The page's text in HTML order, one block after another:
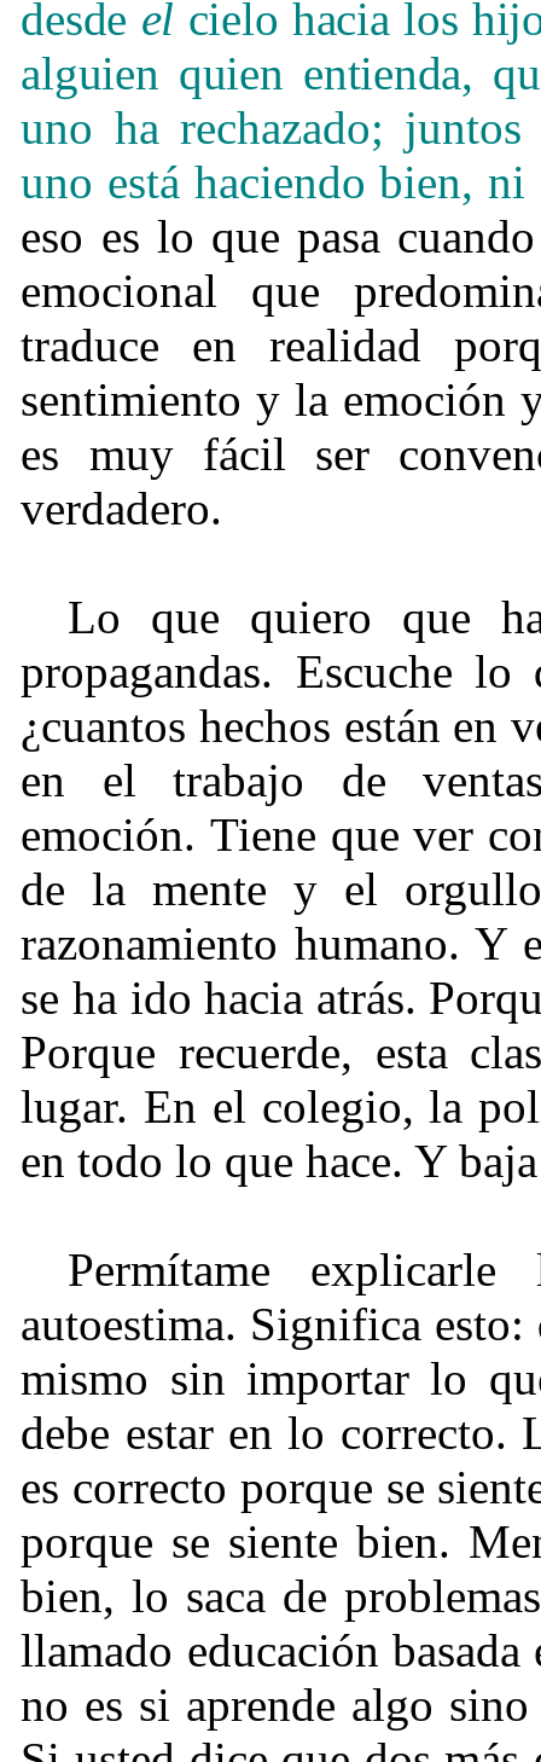
desde el cielo hacia los
alguien quien entienda,
uno ha rechazado;
uno está haciendo bien,
eso es lo que pasa
emocional que
traduce en realidad
sentimiento y la emoción
es muy fácil ser
verdadero.
Lo que quiero que
propagandas. Escuche
¿cuantos hechos están en
en el trabajo de
emoción. Tiene que ver
de la mente y el
razonamiento humano. Y
se ha ido hacia atrás.
Porque recuerde, esta
lugar. En el colegio, la
en todo lo que hace. Y
Permítame
autoestima. Significa esto:
mismo sin importar lo
debe estar en lo
es correcto porque se
porque se siente bien.
bien, lo saca de
llamado educación
no es si aprende algo